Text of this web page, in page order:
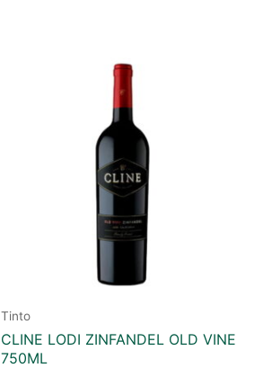
Tinto
CLINE LODI ZINFANDEL OLD VINE
750ML